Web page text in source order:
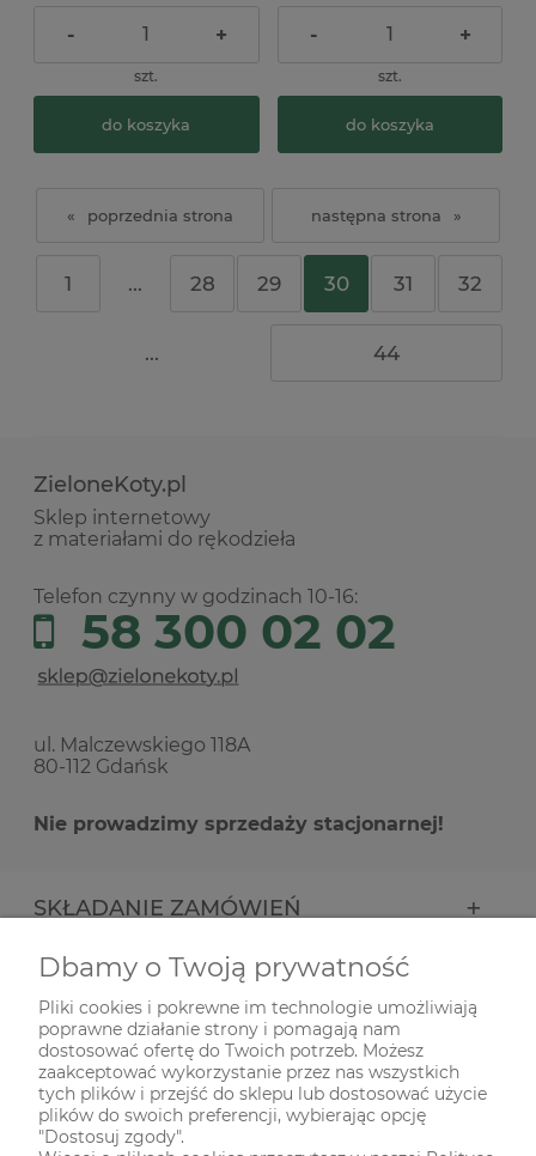
- +
szt.
do koszyka
- +
szt.
do koszyka
«
1 ... 28 29 30 31 32
... 44
»
ZieloneKoty.pl
Sklep internetowy
z materiałami do rękodzieła
Telefon czynny w godzinach 10-16:
58 300 02 02
ul. Malczewskiego 118A
80-112 Gdańsk
Nie prowadzimy sprzedaży stacjonarnej!
SKŁADANIE ZAMÓWIEŃ
INFORMACJE
ODWIEDŹ NAS NA
Dbamy o Twoją prywatność
Pliki cookies i pokrewne im technologie umożliwiają
poprawne działanie strony i pomagają nam
dostosować ofertę do Twoich potrzeb. Możesz
zaakceptować wykorzystanie przez nas wszystkich
tych plików i przejść do sklepu lub dostosować użycie
plików do swoich preferencji, wybierając opcję
"Dostosuj zgody".